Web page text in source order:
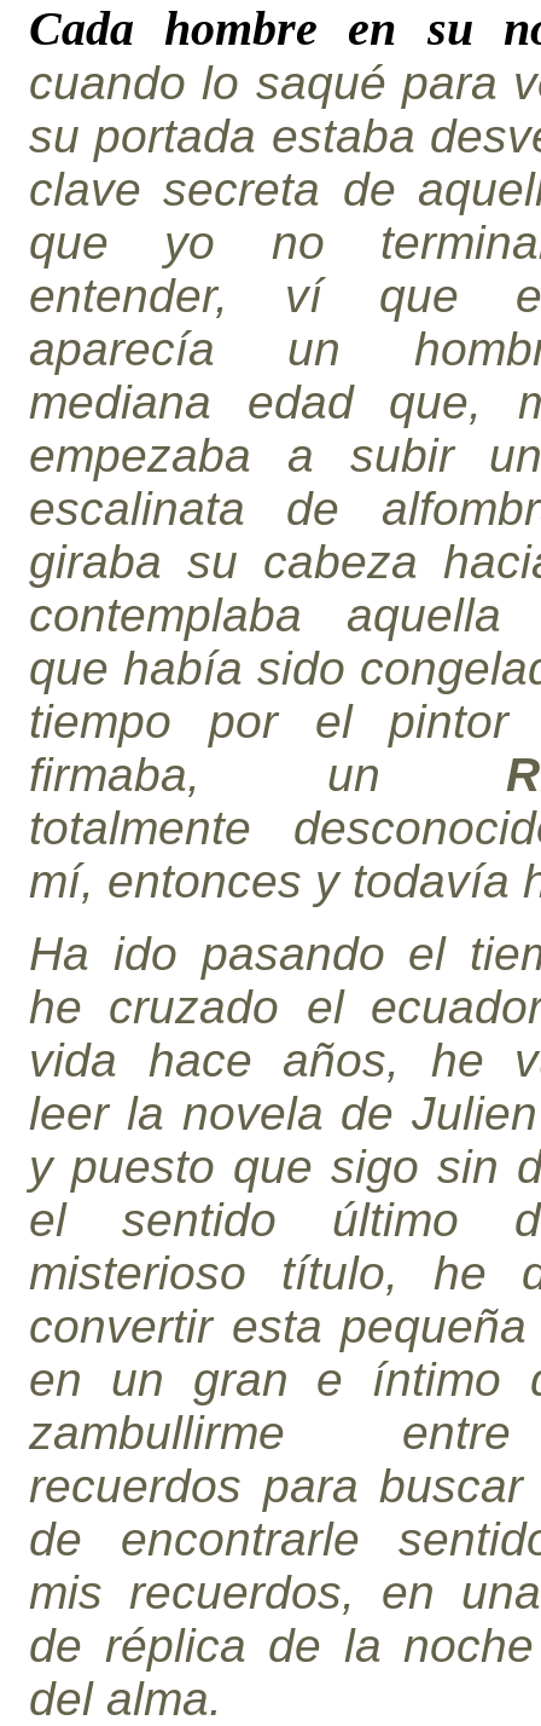
Cada hombre en su
cuando lo saqué para
su portada estaba
clave secreta de
que yo no
entender, ví que
aparecía un
mediana edad que,
empezaba a subir
escalinata de
giraba su cabeza
contemplaba aquella
que había sido
tiempo por el pintor
firmaba, un
totalmente
mí, entonces y todavía
Ha ido pasando el
he cruzado el
vida hace años, he
leer la novela de
y puesto que sigo sin
el sentido último
misterioso título, he
convertir esta
en un gran e íntimo
zambullirme
recuerdos para
de encontrarle
mis recuerdos, en
de réplica de la
del alma.